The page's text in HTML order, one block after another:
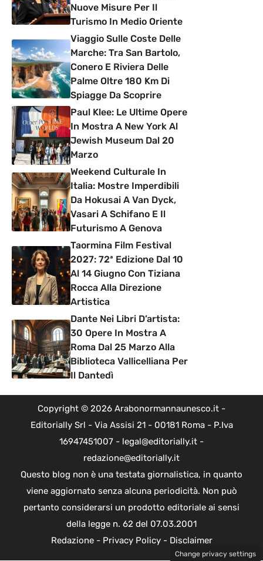
Nuove Misure Per Il
Turismo In Medio Oriente
Viaggio Sulle Coste Delle
Marche: Tra San Bartolo,
Conero E Riviera Delle
Palme Oltre 180 Km Di
Spiagge Da Scoprire
Paul Klee: Le Ultime Opere
In Mostra A New York Al
Jewish Museum Dal 20
Marzo
Weekend Culturale In
Italia: Mostre Imperdibili
Da Hokusai A Van Dyck,
Vasari A Schifano E Il
Futurismo A Genova
Taormina Film Festival
2027: 72ª Edizione Dal 10
Al 14 Giugno Con Tiziana
Rocca Alla Direzione
Artistica
Dante Nei Libri D’artista:
30 Opere In Mostra A
Roma Dal 25 Marzo Alla
Biblioteca Vallicelliana Per
Il Dantedì
Copyright © 2026 Arabonormannaunesco.it -
Editorially Srl - Via Assisi 21 - 00181 Roma - P.Iva
16947451007 - legal@editorially.it -
redazione@editorially.it
Questo blog non è una testata giornalistica, in quanto
viene aggiornato senza alcuna periodicità. Non può
pertanto considerarsi un prodotto editoriale ai sensi
della legge n. 62 del 07.03.2001
Redazione- Privacy Policy- Disclaimer
Change privacy settings